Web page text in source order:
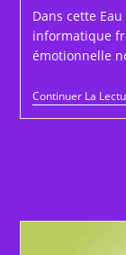
lecture :
Dans cette
informatique
émotionnelle
Continuer La